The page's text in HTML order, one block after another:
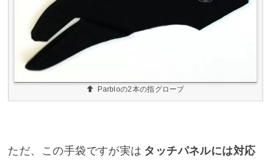
Parbloの2本の指グローブ
ただ、この手袋ですが実は タッチパネルには対応